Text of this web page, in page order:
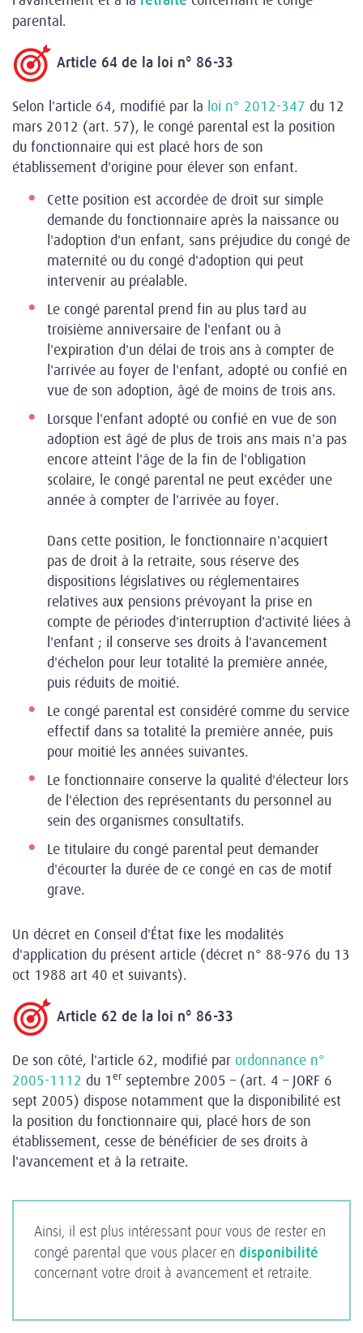
parental.
Article 64 de la loi n° 86-33
Selon l'article 64, modifié par la loi n° 2012-347 du 12
mars 2012 (art. 57), le congé parental est la position
du fonctionnaire qui est placé hors de son
établissement d'origine pour élever son enfant.
Cette position est accordée de droit sur simple
demande du fonctionnaire après la naissance ou
l'adoption d'un enfant, sans préjudice du congé de
maternité ou du congé d'adoption qui peut
intervenir au préalable.
Le congé parental prend fin au plus tard au
troisième anniversaire de l'enfant ou à
l'expiration d'un délai de trois ans à compter de
l'arrivée au foyer de l'enfant, adopté ou confié en
vue de son adoption, âgé de moins de trois ans.
Lorsque l'enfant adopté ou confié en vue de son
adoption est âgé de plus de trois ans mais n'a pas
encore atteint l'âge de la fin de l'obligation
scolaire, le congé parental ne peut excéder une
année à compter de l'arrivée au foyer.
Dans cette position, le fonctionnaire n'acquiert
pas de droit à la retraite, sous réserve des
dispositions législatives ou réglementaires
relatives aux pensions prévoyant la prise en
compte de périodes d'interruption d'activité liées à
l'enfant ; il conserve ses droits à l'avancement
d'échelon pour leur totalité la première année,
puis réduits de moitié.
Le congé parental est considéré comme du service
effectif dans sa totalité la première année, puis
pour moitié les années suivantes.
Le fonctionnaire conserve la qualité d'électeur lors
de l'élection des représentants du personnel au
sein des organismes consultatifs.
Le titulaire du congé parental peut demander
d'écourter la durée de ce congé en cas de motif
grave.
Un décret en Conseil d'État fixe les modalités
d'application du présent article (décret n° 88-976 du 13
oct 1988 art 40 et suivants).
Article 62 de la loi n° 86-33
De son côté, l'article 62, modifié par ordonnance n°
2005-1112 du 1 er septembre 2005 – (art. 4 – JORF 6
sept 2005) dispose notamment que la disponibilité est
la position du fonctionnaire qui, placé hors de son
établissement, cesse de bénéficier de ses droits à
l'avancement et à la retraite.
Ainsi, il est plus intéressant pour vous de rester en
congé parental que vous placer en disponibilité
concernant votre droit à avancement et retraite.